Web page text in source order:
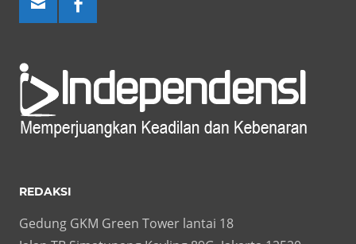
REDAKSI
Gedung GKM Green Tower lantai 18